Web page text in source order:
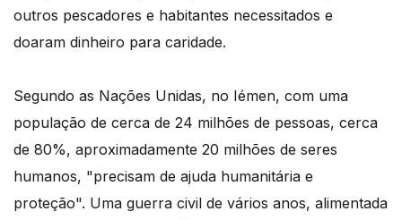
outros pescadores e habitantes necessitados e
doaram dinheiro para caridade.
Segundo as Nações Unidas, no Iémen, com uma
população de cerca de 24 milhões de pessoas, cerca
de 80%, aproximadamente 20 milhões de seres
humanos, "precisam de ajuda humanitária e
proteção". Uma guerra civil de vários anos, alimentada